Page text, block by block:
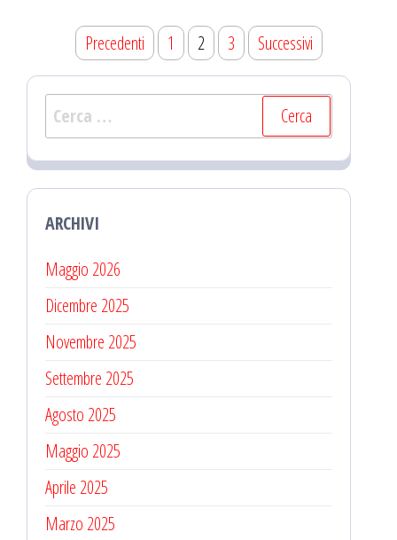
Navigazione
articoli
Precedenti 1 2 3 Successivi
Ricerca
per:
ARCHIVI
Maggio 2026
Dicembre 2025
Novembre 2025
Settembre 2025
Agosto 2025
Maggio 2025
Aprile 2025
Marzo 2025